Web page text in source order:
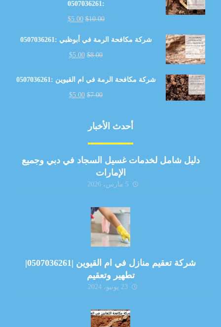
:0507036261
$10.00
$5.00
شركة مكافحة الرمة في أبوظبي :0507036261
$8.00
$5.00
شركة مكافحة الرمة في ام القيوين :0507036261
$7.00
$5.00
أحدث الأخبار
دليل شامل لخدمات غسيل السجاد في دبي وجميع
الإمارات
5 مارس، 2026
شركة تعقيم منازل في ام القيوين |0507036261|
تطهير وتعقيم
23 يونيو، 2024